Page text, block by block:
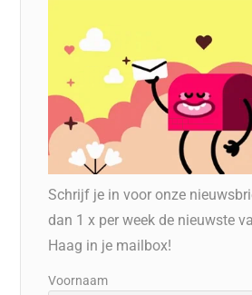
Schrijf je in voor onze
dan 1 x per week de nieuwste
Haag in je mailbox!
Voornaam